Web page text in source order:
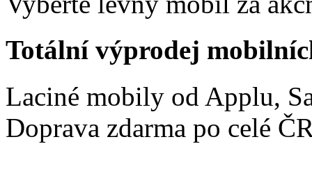
Totální výprodej
Laciné mobily od Applu,
Doprava zdarma po celé